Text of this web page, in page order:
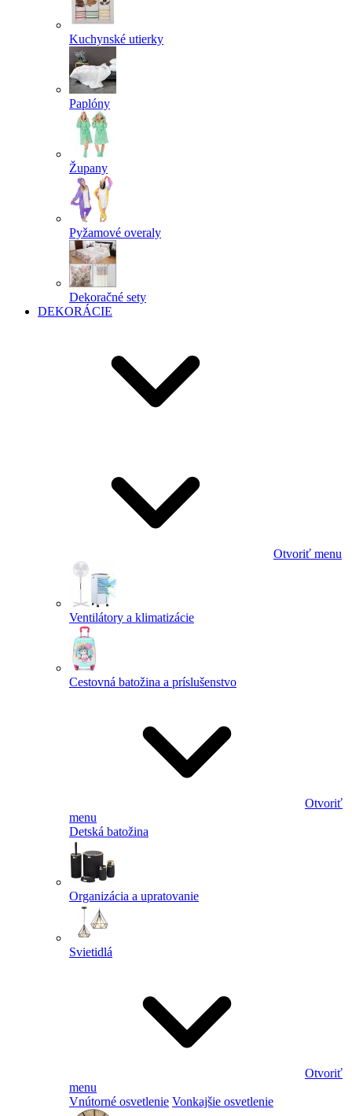
Kuchynské utierky
Paplóny
Župany
Pyžamové overaly
Dekoračné sety
DEKORÁCIE
Otvoriť menu
Ventilátory a klimatizácie
Cestovná batožina a príslušenstvo
Otvoriť
menu
Detská batožina
Organizácia a upratovanie
Svietidlá
Otvoriť
menu
Vnútorné osvetlenie Vonkajšie osvetlenie